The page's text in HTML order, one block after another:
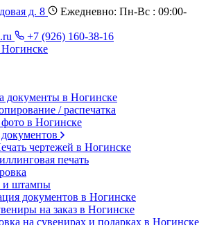
д. 8
Ежедневно: Пн-Вс : 09:00-
+7 (926) 160-38-16
документы в Ногинске
/ распечатка
в Ногинске
чертежей в Ногинске
печать
и штампы
документов в Ногинске
на заказ в Ногинске
на сувенирах и подарках в Ногинске